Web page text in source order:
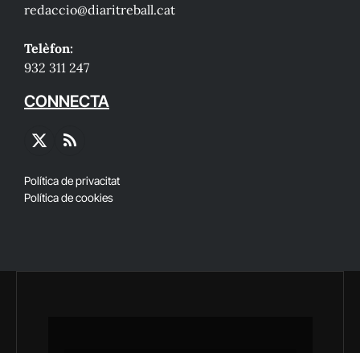
redaccio@diaritreball.cat
Telèfon:
932 311 247
CONNECTA
X
RSS
Política de privacitat
Política de cookies